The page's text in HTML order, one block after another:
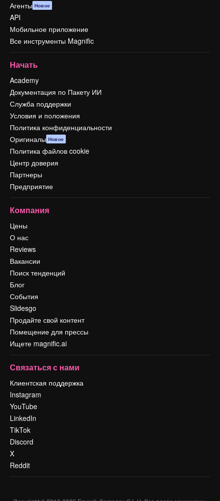
Агенты Новое
API
Мобильное приложение
Все инструменты Magnific
Начать
Academy
Документация по Пакету ИИ
Служба поддержки
Условия и положения
Политика конфиденциальности
Оригиналы Новое
Политика файлов cookie
Центр доверия
Партнеры
Предприятие
Компания
Цены
О нас
Reviews
Вакансии
Поиск тенденций
Блог
События
Slidesgo
Продайте свой контент
Помещение для прессы
Ищете magnific.ai
Связаться с нами
Клиентская поддержка
Instagram
YouTube
LinkedIn
TikTok
Discord
X
Reddit